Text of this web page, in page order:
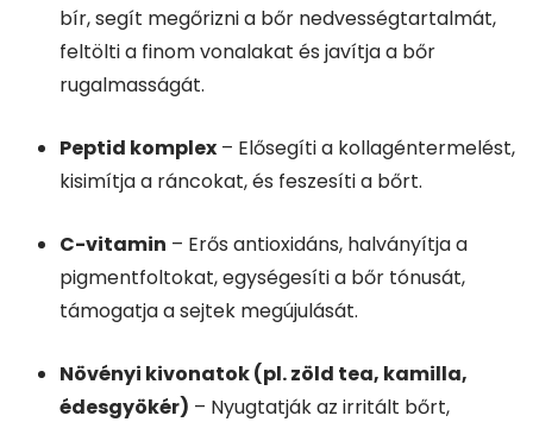
bír, segít megőrizni a bőr nedvességtartalmát,
feltölti a finom vonalakat és javítja a bőr
rugalmasságát.
Peptid komplex – Elősegíti a kollagéntermelést,
kisimítja a ráncokat, és feszesíti a bőrt.
C-vitamin – Erős antioxidáns, halványítja a
pigmentfoltokat, egységesíti a bőr tónusát,
támogatja a sejtek megújulását.
Növényi kivonatok (pl. zöld tea, kamilla,
édesgyökér) – Nyugtatják az irritált bőrt,